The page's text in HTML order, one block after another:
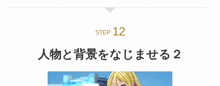
STEP
人物と背景をなじませる２